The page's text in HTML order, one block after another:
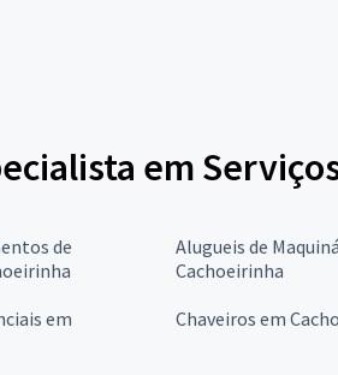
em
de
Alugueis de
Cachoeirinha
em
Chaveiros em